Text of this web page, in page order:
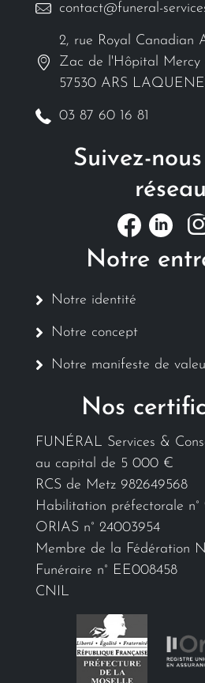
contact@funeral-
2, rue Royal Canadian
Zac de l'Hôpital Mercy
57530 ARS
03 87 60 16 81
Suivez-
Notre
Notre identité
Notre concept
Notre manifeste de
Nos
FUNÉRAL Services &
au capital de 5 000 €
RCS de Metz 982649568
Habilitation préfectorale n°
ORIAS n° 24003954
Membre de la Fédération
Funéraire n° EE008458
CNIL